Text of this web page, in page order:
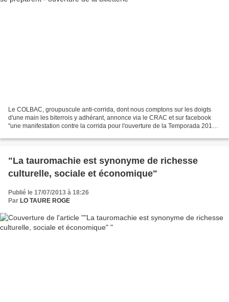
Le COLBAC, groupuscule anti-corrida, dont nous comptons sur les doigts
d'une main les biterrois y adhérant, annonce via le CRAC et sur facebook
"une manifestation contre la corrida pour l'ouverture de la Temporada 2014 à
"La tauromachie est synonyme de richesse
culturelle, sociale et économique"
Publié le 17/07/2013 à 18:26
Par LO TAURE ROGE